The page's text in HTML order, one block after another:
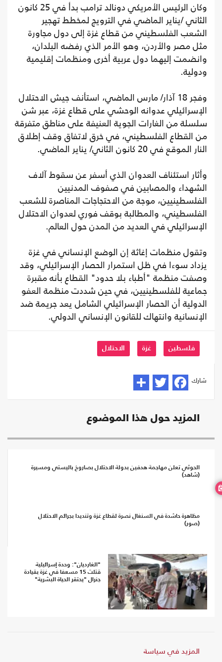
وكان الرئيس الأمريكي دونالد ترامب بدأ في 25 كانون
الثاني /يناير الماضي في الترويج لمخطط تهجير
الشعب الفلسطيني من قطاع غزة إلى دول مجاورة
مثل مصر والأردن، وهو الأمر الذي رفضه البلدان،
وانضمت إليهما دول عربية أخرى ومنظمات إقليمية
ودولية.
وفجر 18 آذار/ مارس الماضي، استأنف جيش الاحتلال
الإسرائيلي عدوانه الوحشي على قطاع غزة، عبر شن
سلسلة من الغارات الجوية العنيفة على مناطق متفرقة
من القطاع الفلسطيني، في خرق لاتفاق وقف إطلاق
النار الموقع في 20 كانون الثاني/ يناير الماضي.
وأثار استئناف العدوان الذي أسفر عن سقوط آلاف
الشهداء والمصابين في صفوف المدنيين
الفلسطينيين، موجة من الاحتجاجات المناصرة للشعب
الفلسطيني، والمطالبة بوقف فوري لعدوان الاحتلال
الإسرائيلي في العديد من المدن حول العالم.
وتقول منظمات إغاثة إن الوضع الإنساني في غزة
يزداد سوءا في ظل استمرار الحصار الإسرائيلي، وقد
وصفت منظمة "أطباء بلا حدود" القطاع بأنه مقبرة
جماعية للفلسطينيين، في حين شددت منظمة العفو
الدولية أن الحصار الإسرائيلي الشامل يعد جريمة ضد
الإنسانية وانتهاك للقانون الإنساني الدولي.
فلسطين غزة الاحتلال
شارك
المزيد حول هذا الموضوع
الحوثي تعلن مهاجمة هدفين بدولة الاحتلال بصاروخ باليستي ومسيرة
(شاهد)
مظاهرة حاشدة في السنغال نصرة لقطاع غزة وتنديدا بجرائم الاحتلال
(صور)
"الغارديان": وحدة إسرائيلية
قتلت 15 مسعفا في غزة بقيادة
جنرال "يحتقر الحياة البشرية"
المزيد في سياسة